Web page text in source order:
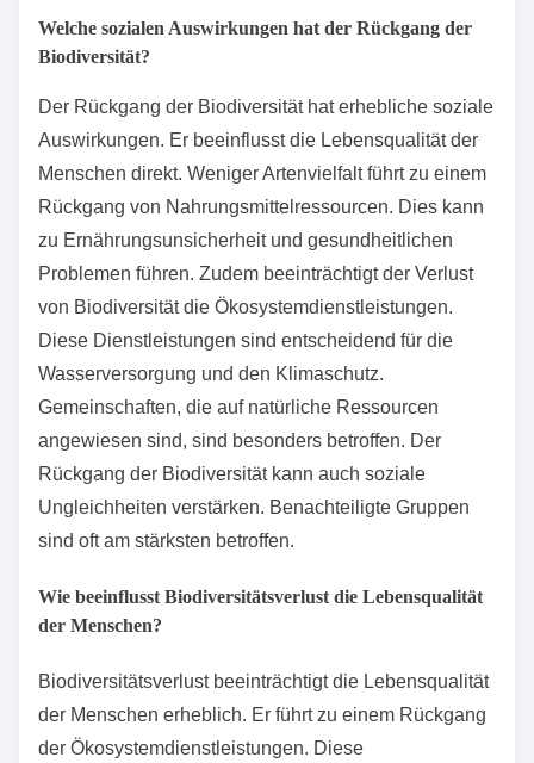
Diese Leistungen umfassen Bestäubung,
Rückgang dieser Leistungen kann die
landwirtschaftliche Produktivität verringern. Laut einer
Studie der Vereinten Nationen könnte der Verlust der
Biodiversität bis 2050 die weltweite
Wirtschaftsleistung um bis zu 10 Prozent reduzieren.
Zudem sind viele Industrien, wie Fischerei und
Tourismus, direkt von intakten Ökosystemen
abhängig. Der Rückgang der Biodiversität kann somit
Arbeitsplätze gefährden und die Lebensqualität
beeinträchtigen.
Welche sozialen Auswirkungen hat der Rückgang der
Der Rückgang der Biodiversität hat erhebliche soziale
Menschen direkt. Weniger Artenvielfalt führt zu einem
zu Ernährungsunsicherheit und gesundheitlichen
Problemen führen. Zudem beeinträchtigt der Verlust
von Biodiversität die Ökosystemdienstleistungen.